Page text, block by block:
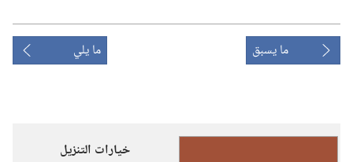
ما يسبق ما يلي
خيارات التنزيل